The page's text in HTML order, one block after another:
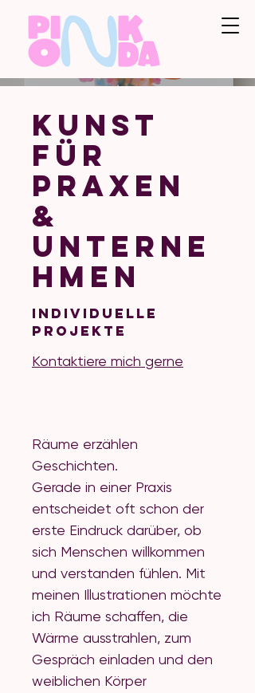
Kunst
für
Praxen
&
Unterne
hmen
Individuelle
Projekte
Kontaktiere mich gerne
Räume erzählen
Geschichten.
Gerade in einer Praxis
entscheidet oft schon der
erste Eindruck darüber, ob
sich Menschen willkommen
und verstanden fühlen. Mit
meinen Illustrationen möchte
ich Räume schaffen, die
Wärme ausstrahlen, zum
Gespräch einladen und den
weiblichen Körper